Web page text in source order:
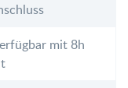
mit 8h